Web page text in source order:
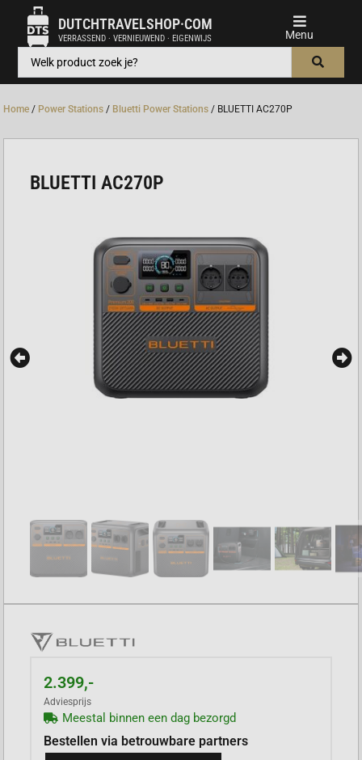
DUTCHTRAVELSHOP·COM
VERRASSEND · VERNIEUWEND · EIGENWIJS
Home / Power Stations / Bluetti Power Stations / BLUETTI AC270P
BLUETTI AC270P
2.399,-
Adviesprijs
Meestal binnen een dag bezorgd
Bestellen via betrouwbare partners